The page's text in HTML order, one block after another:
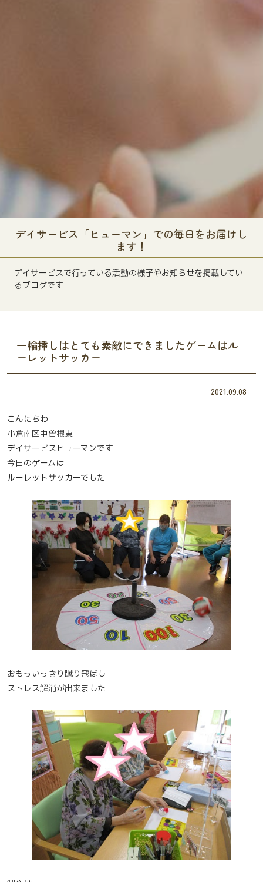
デイサービス「ヒューマン」での毎日をお届けし
ます！
デイサービスで行っている活動の様子やお知らせを掲載してい
るブログです
一輪挿しはとても素敵にできましたゲームはル
ーレットサッカー
2021.09.08
こんにちわ
小倉南区中曽根東
デイサービスヒューマンです
今日のゲームは
ルーレットサッカーでした
おもっいっきり蹴り飛ばし
ストレス解消が出来ました